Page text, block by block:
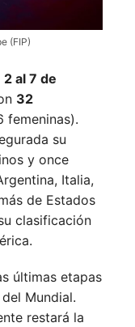
(FIP)
2 al 7 de
32
femeninas).
su
y once
Italia,
de Estados
clasificación
últimas etapas
Mundial.
restará la